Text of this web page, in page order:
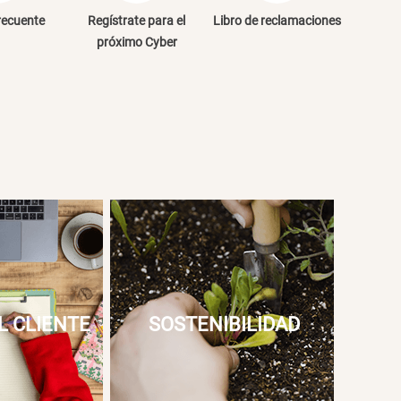
Regístrate para el
próximo Cyber
Libro de reclamaciones
CLIENTE SOSTENIBILIDAD